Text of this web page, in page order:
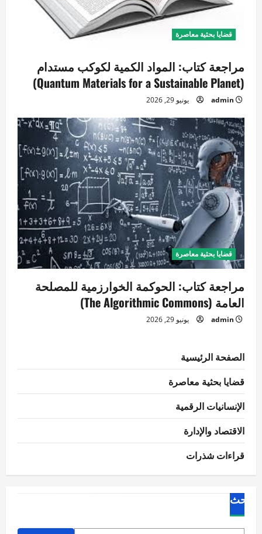
قضايا بحثية معاصرة
مراجعة كتاب: المواد الكمية لكوكب مستدام
(Quantum Materials for a Sustainable Planet)
admin يونيو 29, 2026
قضايا بحثية معاصرة
مراجعة كتاب: الحوكمة الخوارزمية للمصلحة
العامة (The Algorithmic Commons)
admin يونيو 29, 2026
الصفحة الرئيسية
قضايا بحثية معاصرة
الإنسانيات الرقمية
الاقتصاد والإدارة
قراءات شذرات
البحث